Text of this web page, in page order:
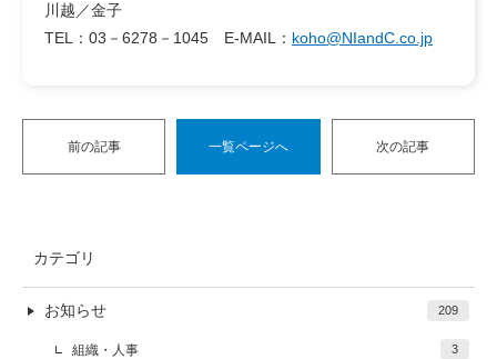
川越／金子
TEL：03－6278－1045 E-MAIL： koho@NIandC.co.jp
前の記事 一覧ページへ 次の記事
カテゴリ
お知らせ 209
組織・人事 3